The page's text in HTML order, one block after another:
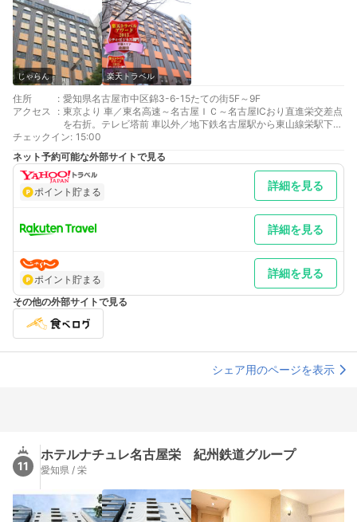
じゃらん 楽天トラベル
住所 : 愛知県名古屋市中区錦3-6-15たての街5F～9F
アクセス
: 東京より 車／東名高速～名古屋ＩＣ～名古屋ICおり直進栄交差点
を右折。テレビ塔前 車以外／地下鉄名古屋駅から東山線栄駅下車
3番出口、歩道沿いを直進
大阪より 車／東名阪～伊勢湾岸道～名古屋高速経由～錦橋ＩＣ～
錦橋ICおり直進、栄交差点を左折。テレビ塔前。 車以外／地下鉄
名古屋駅から東山線栄駅下車3番出口直進
最寄り駅１ 栄
最寄り駅２ 久屋大通
補足 車／【ホテル地下】 駐車時間15時～翌12時・料金1500円
～・車高1.5ｍ以下・途中での入出庫不可【アートパーク東海】
庫不可、（詳しくは当館フロントまでご連絡下さい）
チェックイン: 15:00
ネット予約可能な外部サイトで見る
ポイント貯まる 詳細を見る
詳細を見る
ポイント貯まる 詳細を見る
その他の外部サイトで見る
シェア用のページを表示
11
ホテルナチュレ名古屋栄 紀州鉄道グループ
愛知県 / 栄